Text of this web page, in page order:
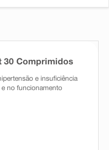
30 Comprimidos
e insuficiência
no funcionamento